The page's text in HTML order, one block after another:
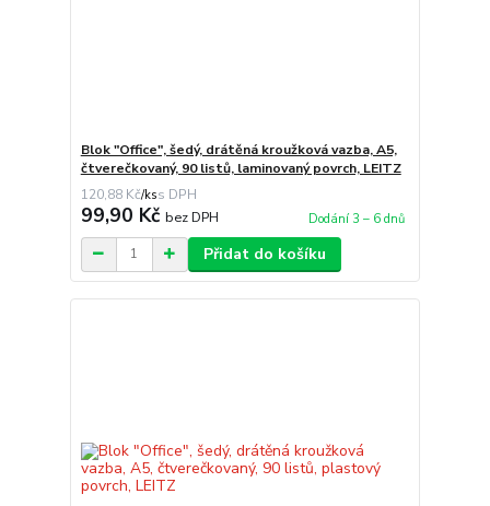
Blok "Office", šedý, drátěná kroužková vazba, A5,
čtverečkovaný, 90 listů, laminovaný povrch, LEITZ
120,88 Kč/ks
99,90 Kč bez DPH Dodání 3 – 6 dnů
Přidat do košíku